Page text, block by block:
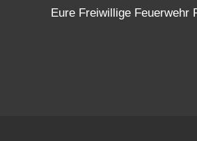
Eure Freiwillige Feuerwehr